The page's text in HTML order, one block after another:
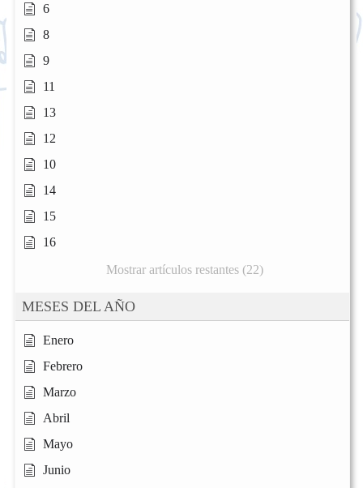
6
8
9
11
13
12
10
14
15
16
Mostrar artículos restantes (22)
MESES DEL AÑO
Enero
Febrero
Marzo
Abril
Mayo
Junio